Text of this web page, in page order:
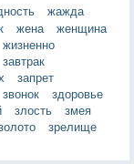
жажда
жена
женщина
жизненно
завтрак
запрет
звонок
здоровье
злость
змея
зрелище